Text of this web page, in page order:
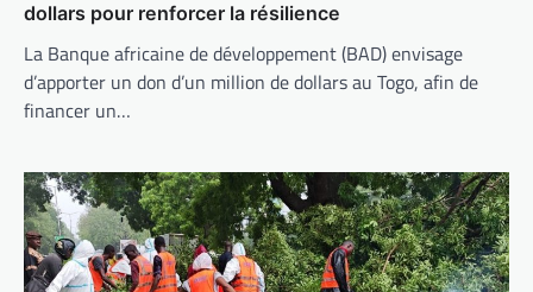
dollars pour renforcer la résilience
La Banque africaine de développement (BAD) envisage
d’apporter un don d’un million de dollars au Togo, afin de
financer un…